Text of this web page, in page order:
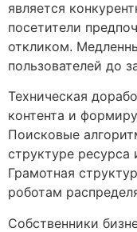
является
посетители
откликом.
пользователей до
Техническая
контента и
Поисковые
структуре ресурса
Грамотная
роботам
Собственники